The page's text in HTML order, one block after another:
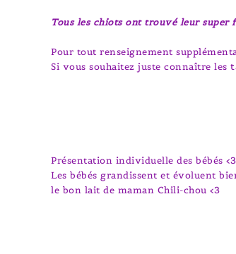
Tous les chiots ont trouvé leur super
Pour tout renseignement
Si vous souhaitez juste connaître les
Présentation individuelle des bébés
Les bébés grandissent et évoluent
le bon lait de maman Chili-chou <3